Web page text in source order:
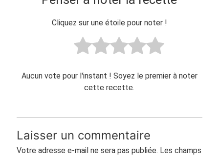
Cliquez sur une étoile pour noter !
Aucun vote pour l'instant ! Soyez le premier à noter
cette recette.
Laisser un commentaire
Votre adresse e-mail ne sera pas publiée. Les champs